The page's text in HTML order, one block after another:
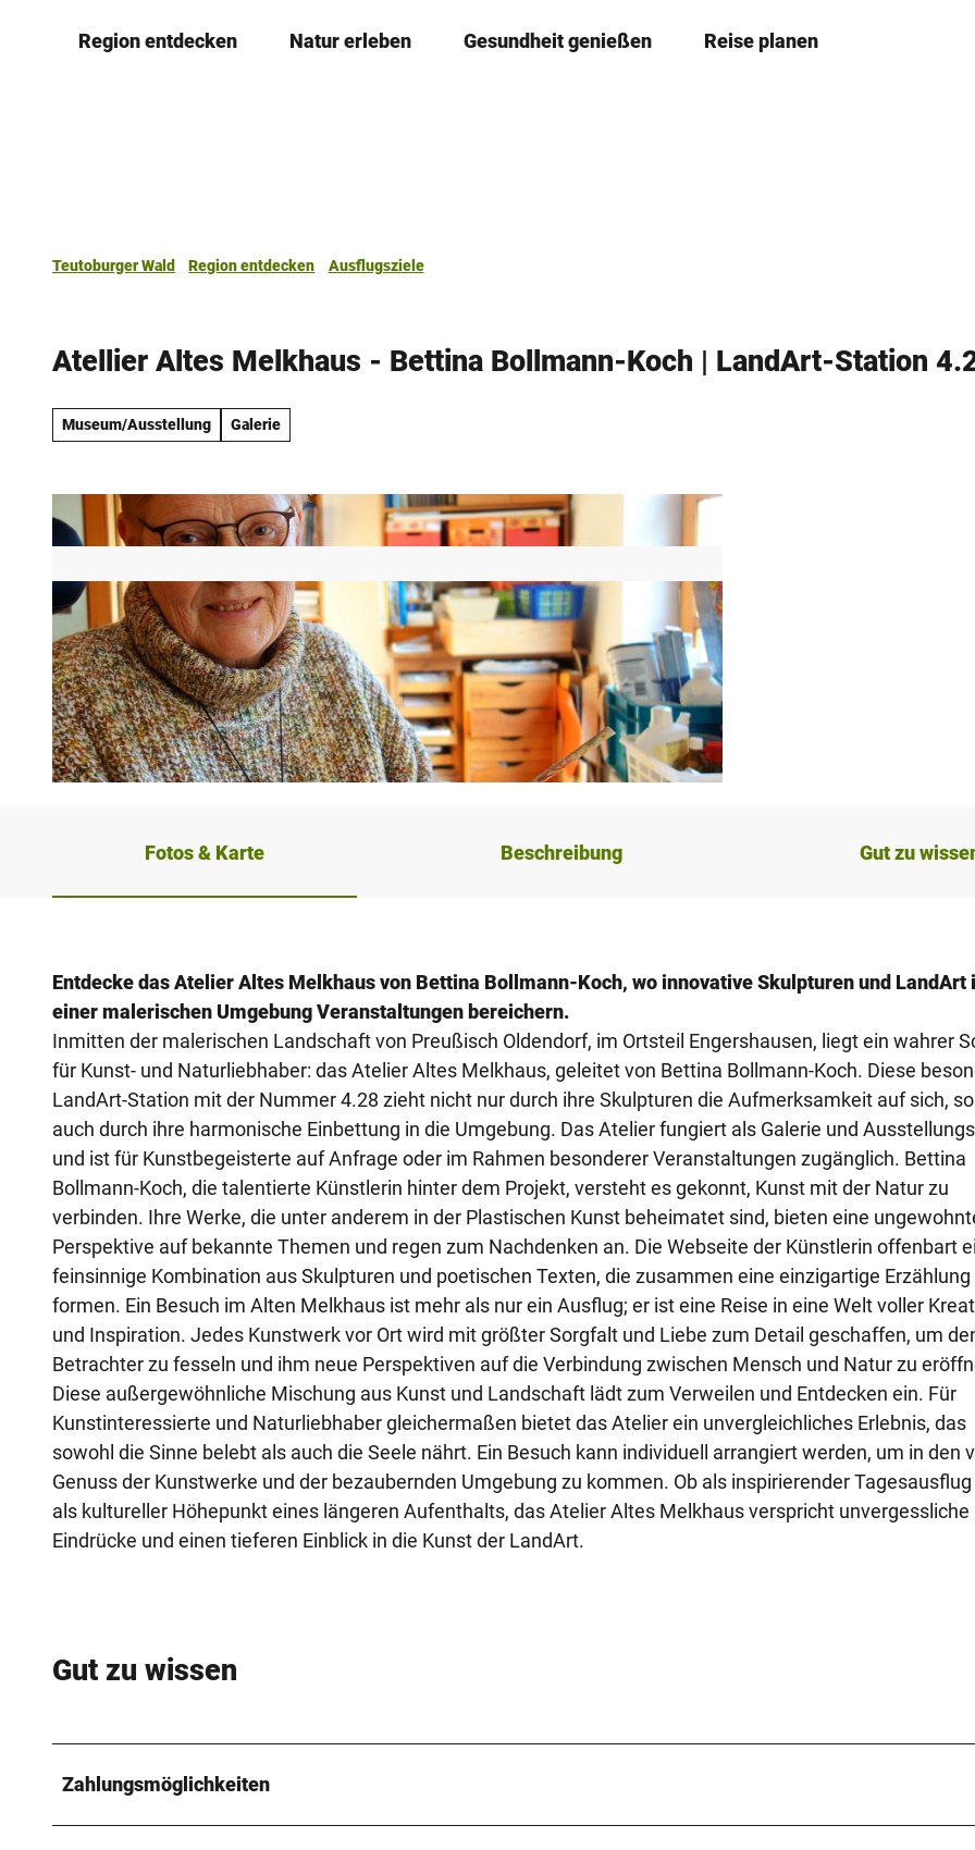
Region entdecken Natur erleben Gesundheit genießen Reise planen
Teutoburger Wald Region entdecken Ausflugsziele
Atellier Altes Melkhaus - Bettina Bollmann-Koch | LandArt-Station
Museum/Ausstellung Galerie
Fotos & Karte Beschreibung Gut zu
Entdecke das Atelier Altes Melkhaus von Bettina Bollmann-Koch, wo innovative Skulpturen und LandArt
einer malerischen Umgebung Veranstaltungen bereichern.
Inmitten der malerischen Landschaft von Preußisch Oldendorf, im Ortsteil Engershausen, liegt ein wahrer
für Kunst- und Naturliebhaber: das Atelier Altes Melkhaus, geleitet von Bettina Bollmann-Koch. Diese
LandArt-Station mit der Nummer 4.28 zieht nicht nur durch ihre Skulpturen die Aufmerksamkeit auf sich,
auch durch ihre harmonische Einbettung in die Umgebung. Das Atelier fungiert als Galerie und
und ist für Kunstbegeisterte auf Anfrage oder im Rahmen besonderer Veranstaltungen zugänglich. Bettina
Bollmann-Koch, die talentierte Künstlerin hinter dem Projekt, versteht es gekonnt, Kunst mit der Natur zu
verbinden. Ihre Werke, die unter anderem in der Plastischen Kunst beheimatet sind, bieten eine
Perspektive auf bekannte Themen und regen zum Nachdenken an. Die Webseite der Künstlerin offenbart
feinsinnige Kombination aus Skulpturen und poetischen Texten, die zusammen eine einzigartige Erzählung
formen. Ein Besuch im Alten Melkhaus ist mehr als nur ein Ausflug; er ist eine Reise in eine Welt voller
und Inspiration. Jedes Kunstwerk vor Ort wird mit größter Sorgfalt und Liebe zum Detail geschaffen, um
Betrachter zu fesseln und ihm neue Perspektiven auf die Verbindung zwischen Mensch und Natur zu
Diese außergewöhnliche Mischung aus Kunst und Landschaft lädt zum Verweilen und Entdecken ein. Für
Kunstinteressierte und Naturliebhaber gleichermaßen bietet das Atelier ein unvergleichliches Erlebnis, das
sowohl die Sinne belebt als auch die Seele nährt. Ein Besuch kann individuell arrangiert werden, um in den
Genuss der Kunstwerke und der bezaubernden Umgebung zu kommen. Ob als inspirierender
als kultureller Höhepunkt eines längeren Aufenthalts, das Atelier Altes Melkhaus verspricht unvergessliche
Eindrücke und einen tieferen Einblick in die Kunst der LandArt.
Gut zu wissen
Zahlungsmöglichkeiten